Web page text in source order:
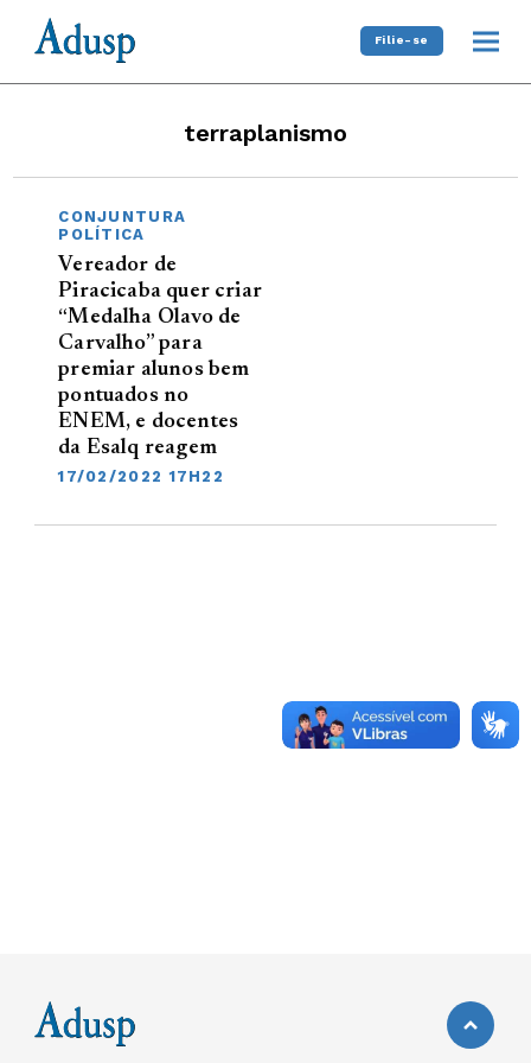
Filie-se
terraplanismo
CONJUNTURA
POLÍTICA
Vereador de
Piracicaba quer criar
“Medalha Olavo de
Carvalho” para
premiar alunos bem
pontuados no
ENEM, e docentes
da Esalq reagem
17/02/2022 17H22